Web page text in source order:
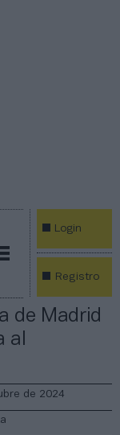
Login
Registro
de Madrid
al
de 2024